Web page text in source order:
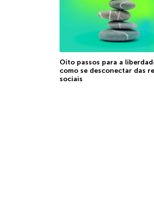
Oito passos para a
como se desconectar das
sociais